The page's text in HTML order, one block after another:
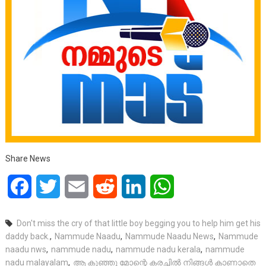
Share News
FacebookTwitter Email Reddit LinkedIn
Don't miss the cry of that little boy begging you to help him get his
daddy back., Nammude Naadu, Nammude Naadu News, Nammude
naadu nws, nammude nadu, nammude nadu kerala, nammude
nadu malayalam, ആ കുഞ്ഞു മോന്റെ കരച്ചിൽ നിങ്ങൾ കാണാതെ